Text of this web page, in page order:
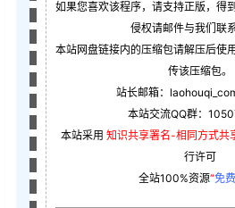
如果您喜欢该程序，请支持正版，得
侵权请邮件与我们联
本站网盘链接内的压缩包请解压后使
传该压缩包。
站长邮箱：
本站交流QQ群：
本站采用 知识共享署名-相同方式共
行许可
全站100%资源“免